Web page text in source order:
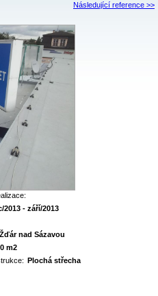
Následující reference >>
2013 - září/2013
Žďár nad Sázavou
0 m2
Plochá střecha